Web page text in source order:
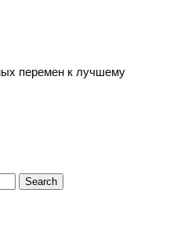
перемен к лучшему